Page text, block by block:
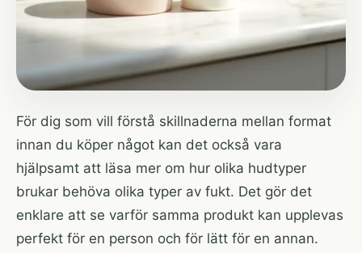
För dig som vill förstå skillnaderna mellan format
innan du köper något kan det också vara
hjälpsamt att läsa mer om hur olika hudtyper
brukar behöva olika typer av fukt. Det gör det
enklare att se varför samma produkt kan upplevas
perfekt för en person och för lätt för en annan.